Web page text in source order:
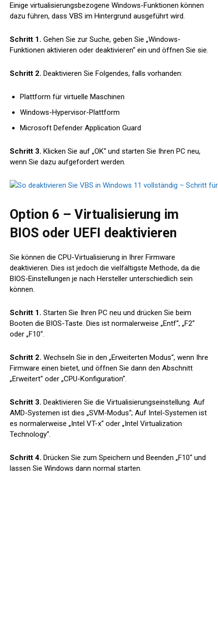
Einige virtualisierungsbezogene Windows-Funktionen können
dazu führen, dass VBS im Hintergrund ausgeführt wird.
Schritt 1. Gehen Sie zur Suche, geben Sie „Windows-
Funktionen aktivieren oder deaktivieren“ ein und öffnen Sie sie.
Schritt 2. Deaktivieren Sie Folgendes, falls vorhanden:
Plattform für virtuelle Maschinen
Windows-Hypervisor-Plattform
Microsoft Defender Application Guard
Schritt 3. Klicken Sie auf „OK“ und starten Sie Ihren PC neu,
wenn Sie dazu aufgefordert werden.
Option 6 – Virtualisierung im
BIOS oder UEFI deaktivieren
Sie können die CPU-Virtualisierung in Ihrer Firmware
deaktivieren. Dies ist jedoch die vielfältigste Methode, da die
BIOS-Einstellungen je nach Hersteller unterschiedlich sein
können.
Schritt 1. Starten Sie Ihren PC neu und drücken Sie beim
Booten die BIOS-Taste. Dies ist normalerweise „Entf“, „F2“
oder „F10“.
Schritt 2. Wechseln Sie in den „Erweiterten Modus“, wenn Ihre
Firmware einen bietet, und öffnen Sie dann den Abschnitt
„Erweitert“ oder „CPU-Konfiguration“.
Schritt 3. Deaktivieren Sie die Virtualisierungseinstellung. Auf
AMD-Systemen ist dies „SVM-Modus“; Auf Intel-Systemen ist
es normalerweise „Intel VT-x“ oder „Intel Virtualization
Technology“.
Schritt 4. Drücken Sie zum Speichern und Beenden „F10“ und
lassen Sie Windows dann normal starten.